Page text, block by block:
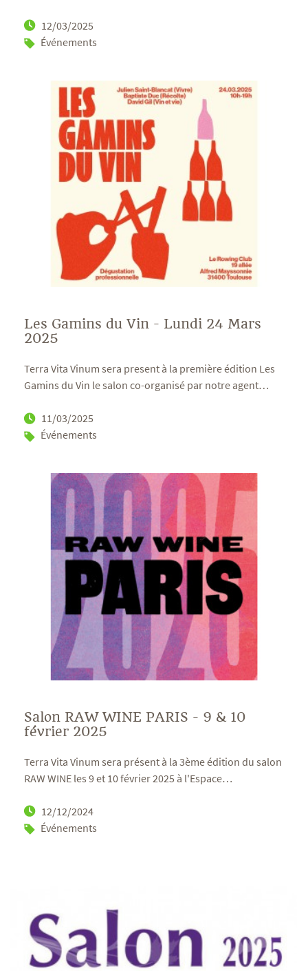
12/03/2025
Événements
Les Gamins du Vin - Lundi 24 Mars
2025
Terra Vita Vinum sera present à la première édition Les
Gamins du Vin le salon co-organisé par notre agent…
11/03/2025
Événements
Salon RAW WINE PARIS - 9 & 10
février 2025
Terra Vita Vinum sera présent à la 3ème édition du salon
RAW WINE les 9 et 10 février 2025 à l'Espace…
12/12/2024
Événements